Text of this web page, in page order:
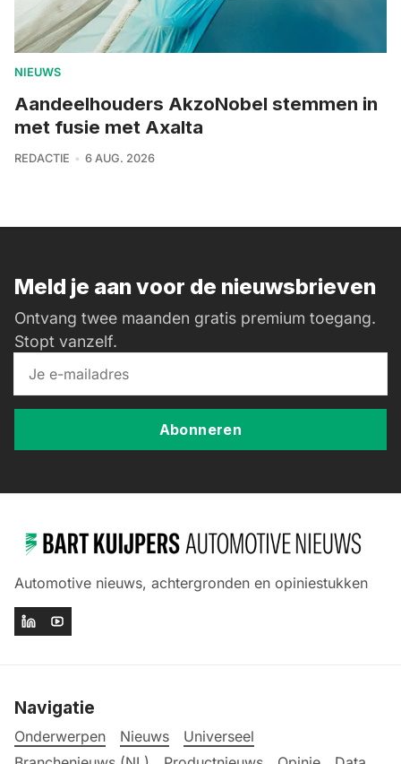
NIEUWS
Aandeelhouders AkzoNobel stemmen in
met fusie met Axalta
REDACTIE 6 AUG. 2026
Meld je aan voor de nieuwsbrieven
Ontvang twee maanden gratis premium toegang.
Stopt vanzelf.
Abonneren
Automotive nieuws, achtergronden en opiniestukken
Navigatie
Onderwerpen Nieuws
Universeel